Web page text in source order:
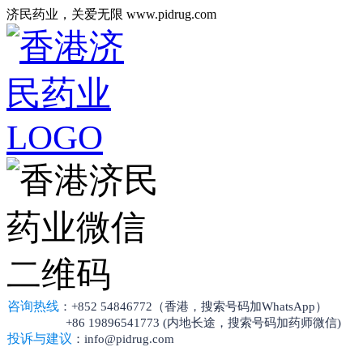
济民药业，关爱无限 www.pidrug.com
咨询热线 ：+852 54846772（香港，搜索号码加WhatsApp）
+86 19896541773 (内地长途，搜索号码加药师微信)
投诉与建议 ：info@pidrug.com